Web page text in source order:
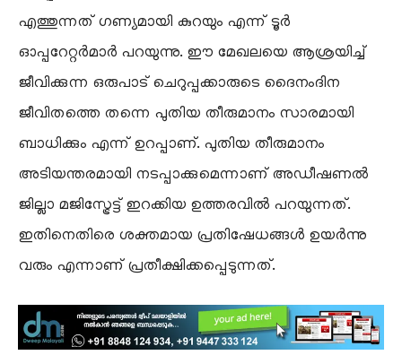
എത്തുന്നത് ഗണ്യമായി കുറയും എന്ന് ടൂർ
ഓപ്പറേറ്റർമാർ പറയുന്നു. ഈ മേഖലയെ ആശ്രയിച്ച്
ജീവിക്കുന്ന ഒരുപാട് ചെറുപ്പക്കാരുടെ ദൈനംദിന
ജീവിതത്തെ തന്നെ പുതിയ തീരുമാനം സാരമായി
ബാധിക്കും എന്ന് ഉറപ്പാണ്. പുതിയ തീരുമാനം
അടിയന്തരമായി നടപ്പാക്കുമെന്നാണ് അഡീഷണൽ
ജില്ലാ മജിസ്ട്രേട്ട് ഇറക്കിയ ഉത്തരവിൽ പറയുന്നത്.
ഇതിനെതിരെ ശക്തമായ പ്രതിഷേധങ്ങൾ ഉയർന്നു
വരും എന്നാണ് പ്രതീക്ഷിക്കപ്പെടുന്നത്.